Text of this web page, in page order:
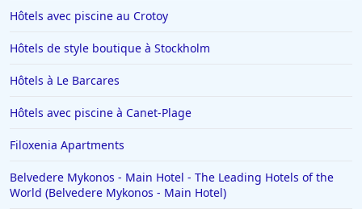
Hôtels à Valence
Hôtels à Risoul
Hôtels à Toulouse
Hôtels à Soorts-Hossegor
Hôtels à Saint-Gervais-les-Bains
Hôtels avec piscine au Crotoy
Hôtels de style boutique à Stockholm
Hôtels à Le Barcares
Hôtels avec piscine à Canet-Plage
Filoxenia Apartments
Belvedere Mykonos - Main Hotel - The Leading Hotels of the
World (Belvedere Mykonos - Main Hotel)